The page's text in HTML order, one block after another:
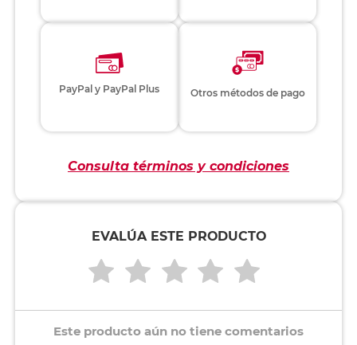
PayPal y PayPal Plus Otros métodos de pago
Consulta términos y condiciones
EVALÚA ESTE PRODUCTO
Este producto aún no tiene comentarios